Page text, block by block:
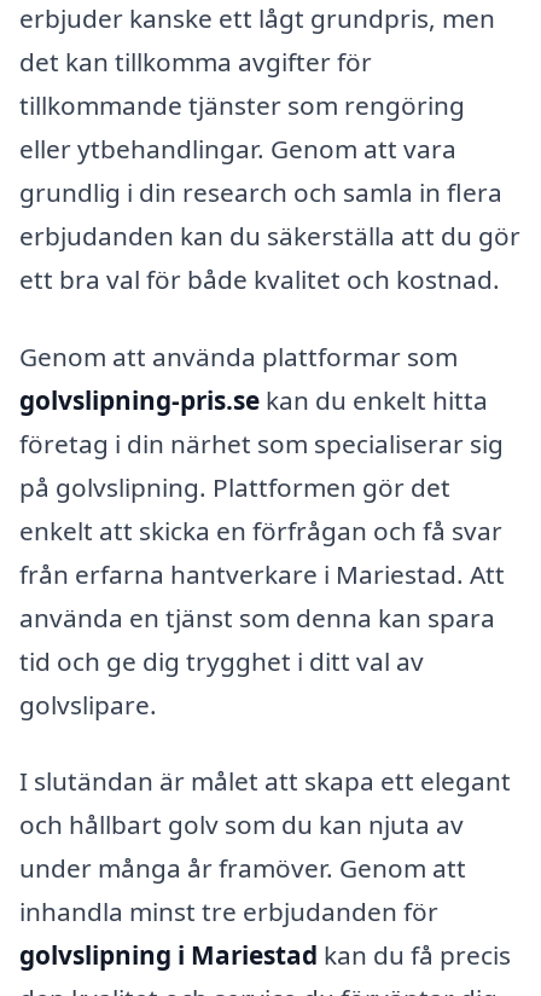
erbjuder kanske ett lågt grundpris, men
det kan tillkomma avgifter för
tillkommande tjänster som rengöring
eller ytbehandlingar. Genom att vara
grundlig i din research och samla in flera
erbjudanden kan du säkerställa att du gör
ett bra val för både kvalitet och kostnad.
Genom att använda plattformar som
golvslipning-pris.se kan du enkelt hitta
företag i din närhet som specialiserar sig
på golvslipning. Plattformen gör det
enkelt att skicka en förfrågan och få svar
från erfarna hantverkare i Mariestad. Att
använda en tjänst som denna kan spara
tid och ge dig trygghet i ditt val av
golvslipare.
I slutändan är målet att skapa ett elegant
och hållbart golv som du kan njuta av
under många år framöver. Genom att
inhandla minst tre erbjudanden för
golvslipning i Mariestad kan du få precis